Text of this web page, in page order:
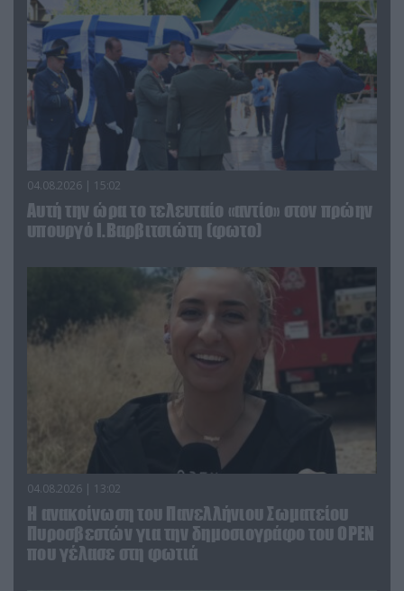
04.08.2026 | 15:02
Αυτή την ώρα το τελευταίο «αντίο» στον πρώην
υπουργό Ι.Βαρβιτσιώτη (φωτο)
04.08.2026 | 13:02
Η ανακοίνωση του Πανελλήνιου Σωματείου
Πυροσβεστών για την δημοσιογράφο του OPEN
που γέλασε στη φωτιά